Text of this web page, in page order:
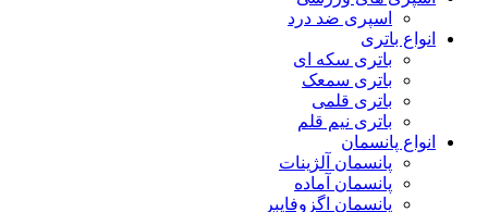
اسپری ضد درد
انواع باتری
باتری سکه ای
باتری سمعک
باتری قلمی
باتری نیم قلم
انواع پانسمان
پانسمان آلژینات
پانسمان آماده
پانسمان اگزوفایبر